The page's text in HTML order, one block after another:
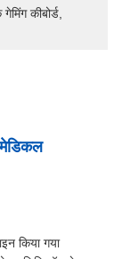
कीबोर्ड
किया गया